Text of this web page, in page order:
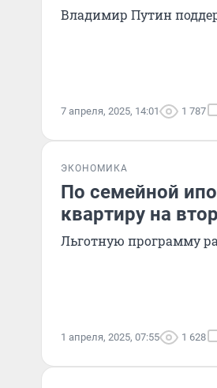
Владимир Путин
7 апреля, 2025, 14:01 1 787
ЭКОНОМИКА
По семейной
квартиру на
Льготную программу
1 апреля, 2025, 07:55 1 628